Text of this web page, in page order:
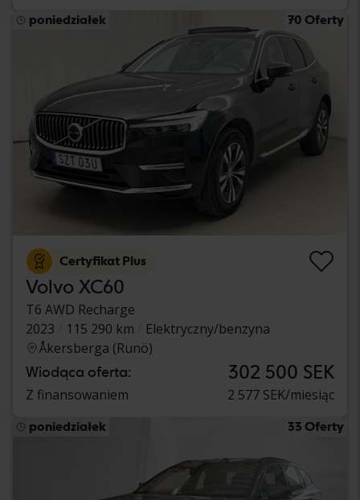
poniedziałek 70 Oferty
Certyfikat Plus
Volvo XC60
T6 AWD Recharge
2023
115 290 km
Elektryczny/benzyna
Åkersberga (Runö)
Wiodąca oferta: 302 500 SEK
Z finansowaniem 2 577 SEK/miesiąc
poniedziałek 33 Oferty